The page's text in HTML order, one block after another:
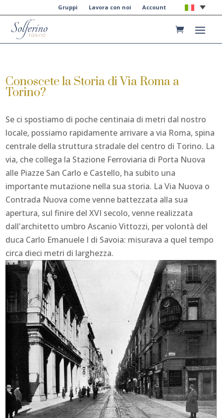
Gruppi Lavora con noi Account
Conoscete la Storia di Via Roma a
Torino?
Se ci spostiamo di poche centinaia di metri dal nostro
locale, possiamo rapidamente arrivare a via Roma, spina
centrale della struttura stradale del centro di Torino. La
via, che collega la Stazione Ferroviaria di Porta Nuova
alle Piazze San Carlo e Castello, ha subito una
importante mutazione nella sua storia. La Via Nuova o
Contrada Nuova come venne battezzata alla sua
apertura, sul finire del XVI secolo, venne realizzata
dall'architetto umbro Ascanio Vittozzi, per volontà del
duca Carlo Emanuele I di Savoia: misurava a quel tempo
circa dieci metri di larghezza.